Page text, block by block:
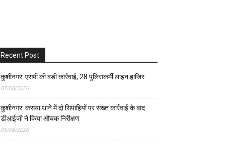
Recent Post
कुशीनगर: एसपी की बड़ी कार्रवाई, 28 पुलिसकर्मी लाइन हाजिर
07/08/2026
कुशीनगर: कसया थाने में दो सिपाहियों पर सख्त कार्रवाई के बाद
डीआईजी ने किया औचक निरीक्षण
05/08/2026